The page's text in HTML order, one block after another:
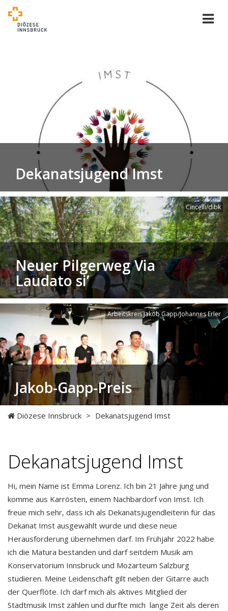
Dekanatsjugend Imst
Cincelli/dibk
Neuer Pilgerweg Via
Laudato si’
Arbeitskreis Jakob Gapp/Johannes Erler
Jakob-Gapp-Preis
Diözese Innsbruck > Dekanatsjugend Imst
Dekanatsjugend Imst
Hi, mein Name ist Emma Lorenz. Ich bin 21 Jahre jung und
komme aus Karrösten, einem Nachbardorf von Imst. Ich
freue mich sehr, dass ich als Dekanatsjugendleiterin für das
Dekanat Imst ausgewählt wurde und diese neue
Herausforderung übernehmen darf. Im Frühjahr 2022 habe
ich die Matura bestanden und darf seitdem Musik am
Konservatorium Innsbruck und Mozarteum Salzburg
studieren. Meine Leidenschaft gilt neben der Gitarre auch
der Querflöte. Ich darf mich als aktives Mitglied der
Stadtmusik Imst zählen und durfte mich lange Zeit als deren